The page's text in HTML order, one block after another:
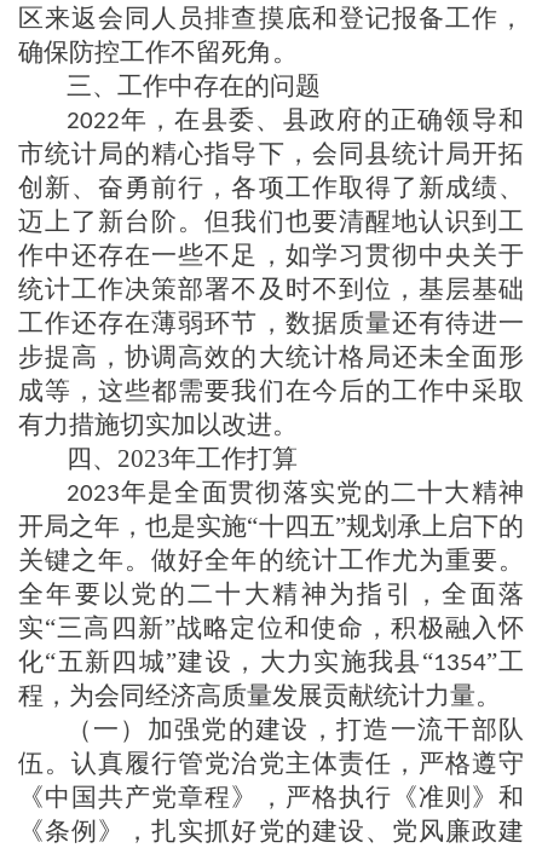
区来返会同 人员排查摸底和登记报备工作，
确保防控工作不留死角。
三、工作中存在的问题
2022年，在县委、县政府的正确领导和
市统计局的精心指导下， 会同县统计局开拓
创新、奋勇前行，各项工作取得了新成绩、
迈上了新台阶。但我们也要清醒地认识到工
作中还存在一些不足，如学习贯彻中央关于
统计工作决策部署不及时不到位，基层基础
工作还存在薄弱环节，数据质量还有待进一
步提高，协调高效的大统计格局还未全面形
成等，这些都需要我们在今后的工作中采取
有力措施切实加以改进。
四、 2023年工作打算
2023年是全面贯彻落实党的二十大精神
开局之年，也是实施“十四五”规划承上启下的
关键之年。做好全年的统计工作尤为重要。
全年要以 党的二十大精神为指引，全面落
实“三高四新”战略定位和使命，积极融入怀
化“五新四城”建设，大力实施我县“1354”工
程，为会同经济高质量发展贡献统计力量。
（一）加强党的建设，打造一流干部队
伍 。认真履行管党治党主体责任，严格遵守
《中国共产党章程》，严格执行《准则》和
《条例》，扎实抓好党的建设、党风廉政建